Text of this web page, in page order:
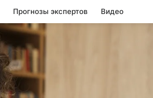
Прогнозы экспертов Видео